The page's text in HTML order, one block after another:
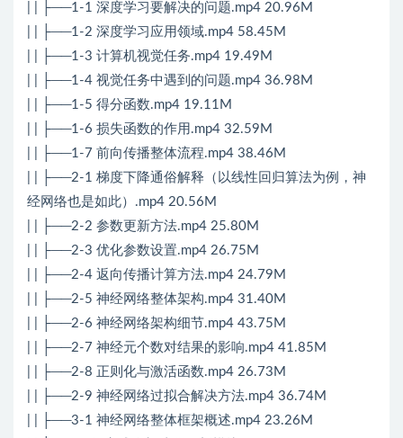
| | ├──1-1 深度学习要解决的问题.mp4 20.96M
| | ├──1-2 深度学习应用领域.mp4 58.45M
| | ├──1-3 计算机视觉任务.mp4 19.49M
| | ├──1-4 视觉任务中遇到的问题.mp4 36.98M
| | ├──1-5 得分函数.mp4 19.11M
| | ├──1-6 损失函数的作用.mp4 32.59M
| | ├──1-7 前向传播整体流程.mp4 38.46M
| | ├──2-1 梯度下降通俗解释（以线性回归算法为例，神
经网络也是如此）.mp4 20.56M
| | ├──2-2 参数更新方法.mp4 25.80M
| | ├──2-3 优化参数设置.mp4 26.75M
| | ├──2-4 返向传播计算方法.mp4 24.79M
| | ├──2-5 神经网络整体架构.mp4 31.40M
| | ├──2-6 神经网络架构细节.mp4 43.75M
| | ├──2-7 神经元个数对结果的影响.mp4 41.85M
| | ├──2-8 正则化与激活函数.mp4 26.73M
| | ├──2-9 神经网络过拟合解决方法.mp4 36.74M
| | ├──3-1 神经网络整体框架概述.mp4 23.26M